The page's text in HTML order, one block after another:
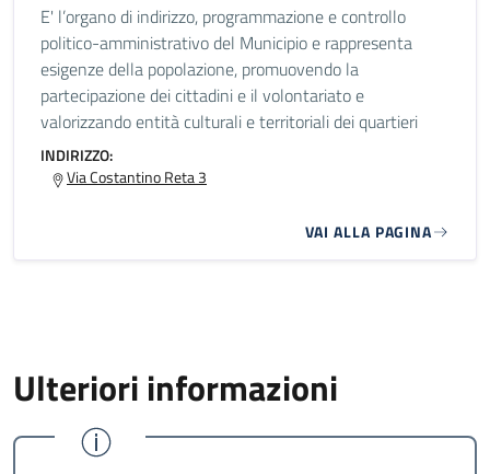
E' l’organo di indirizzo, programmazione e controllo
politico-amministrativo del Municipio e rappresenta
esigenze della popolazione, promuovendo la
partecipazione dei cittadini e il volontariato e
valorizzando entità culturali e territoriali dei quartieri
INDIRIZZO:
Via Costantino Reta 3
VAI ALLA PAGINA
Ulteriori informazioni